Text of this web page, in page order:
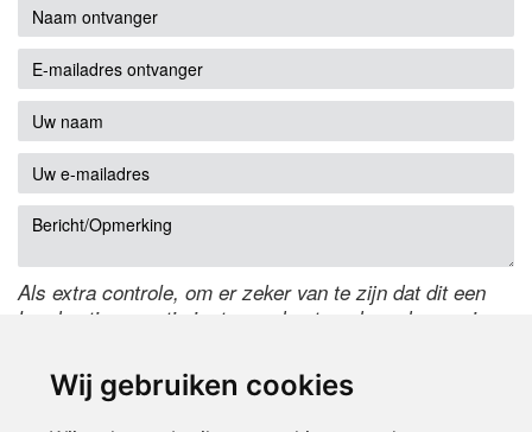
Wij gebruiken cookies
Als extra controle, om er zeker van te zijn dat dit een
handmatige reactie is, typ onderstaande code over in
de code te wijzigen.